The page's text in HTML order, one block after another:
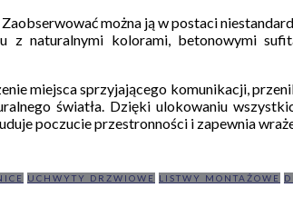
można ją w postaci
z naturalnymi kolorami, betonowymi
miejsca sprzyjającego komunikacji,
światła. Dzięki ulokowaniu
poczucie przestronności i zapewnia
UCHWYTY DRZWIOWE LISTWY MONTAŻOWE